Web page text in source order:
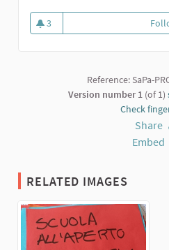
3
3 followers
Reference: SaPa-
Version number 1 (of 1)
Check
Share
Embed
RELATED IMAGES